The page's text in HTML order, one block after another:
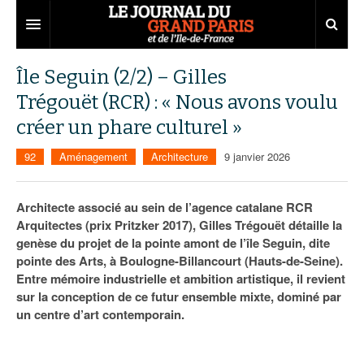
Territoires
Aménagement
Collectivités
Services urbains
Entreprises
Développement économique
Attractivité
Innovation
Transport
Départements
77
78
91
Nominations
Portraits
Agenda
Les Assises du Grand Paris
Éditions précédentes
Le podcast
Ecouter les épisodes
Île Seguin (2/2) – Gilles
Trégouët (RCR) : « Nous avons voulu
créer un phare culturel »
92 Aménagement Architecture 9 janvier 2026
Architecte associé au sein de l’agence catalane RCR
Arquitectes (prix Pritzker 2017), Gilles Trégouët détaille la
genèse du projet de la pointe amont de l’île Seguin, dite
pointe des Arts, à Boulogne-Billancourt (Hauts-de-Seine).
Entre mémoire industrielle et ambition artistique, il revient
sur la conception de ce futur ensemble mixte, dominé par
un centre d’art contemporain.